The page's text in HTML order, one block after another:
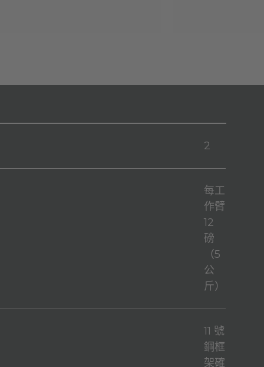
2
每工
作臂
12
磅
（5
公
斤）
11 號
鋼框
架確